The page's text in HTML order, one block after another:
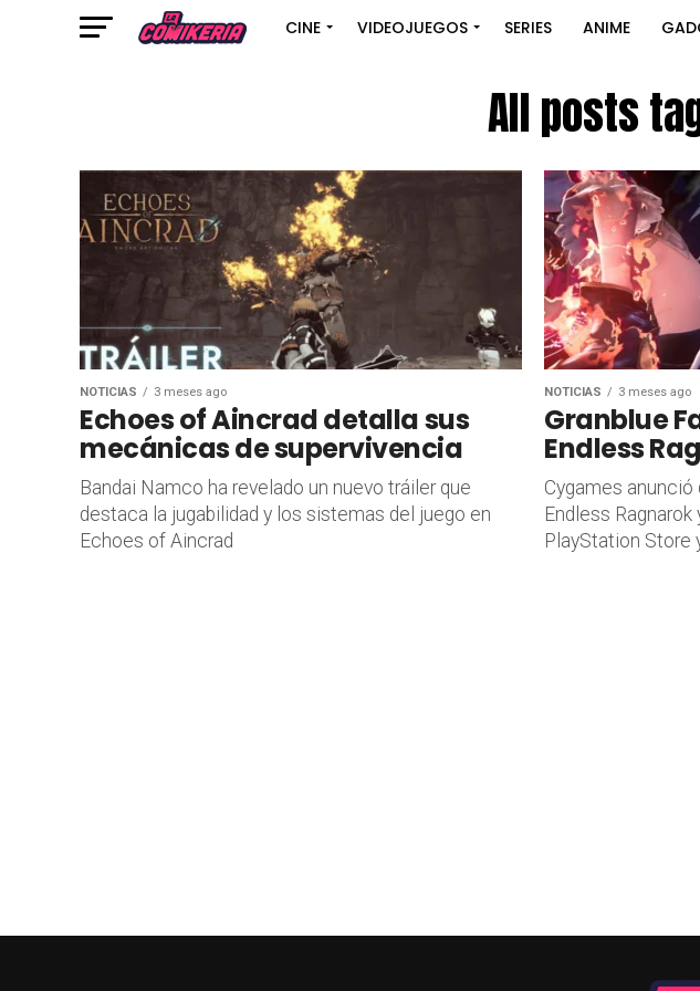
CINE VIDEOJUEGOS SERIES ANIME
All posts
NOTICIAS 3 meses ago
Echoes of Aincrad detalla sus
mecánicas de supervivencia
Bandai Namco ha revelado un nuevo tráiler que
destaca la jugabilidad y los sistemas del juego en
Echoes of Aincrad
NOTICIAS 3 meses ago
Granblue
Endless
Cygames anunció
Endless
PlayStation Store